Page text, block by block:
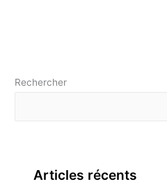
Rechercher
Articles récents